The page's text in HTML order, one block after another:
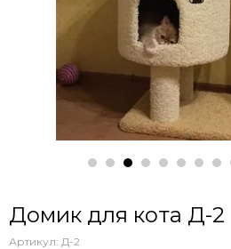
Домик для кота Д-2
Артикул: Д-2